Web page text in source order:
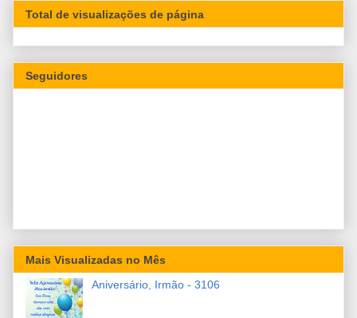
Total de visualizações de página
Seguidores
Mais Visualizadas no Mês
Aniversário, Irmão - 3106